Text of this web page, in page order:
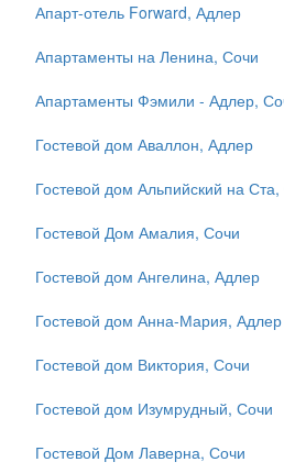
Апарт-отель Forward, Адлер
Апартаменты на Ленина, Сочи
Апартаменты Фэмили - Адлер,
Гостевой дом Аваллон, Адлер
Гостевой дом Альпийский на
Гостевой Дом Амалия, Сочи
Гостевой дом Ангелина, Адлер
Гостевой дом Анна-Мария, Адлер
Гостевой дом Виктория, Сочи
Гостевой дом Изумрудный, Сочи
Гостевой Дом Лаверна, Сочи